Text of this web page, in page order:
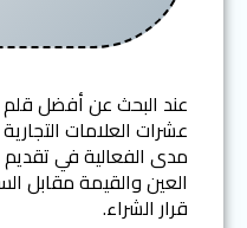
عند البحث عن أفضل قلم
عشرات العلامات
مدى الفعالية في
العين والقيمة مقابل
قرار الشراء.